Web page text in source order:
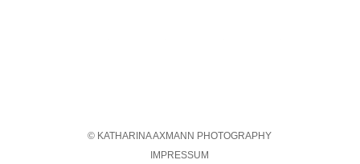
© KATHARINA AXMANN PHOTOGRAPHY
IMPRESSUM